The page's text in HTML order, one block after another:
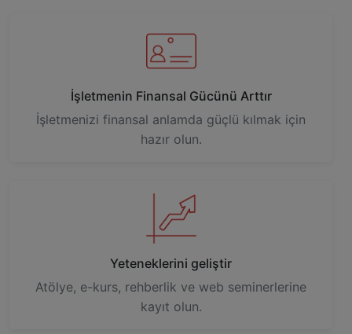
İşletmenin Finansal Gücünü Arttır
İşletmenizi finansal anlamda güçlü kılmak için
hazır olun.
Yeteneklerini geliştir
Atölye, e-kurs, rehberlik ve web seminerlerine
kayıt olun.